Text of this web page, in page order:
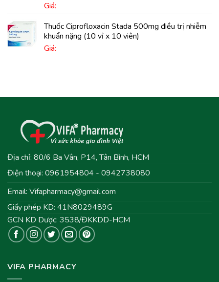
Giá:
Thuốc Ciprofloxacin Stada 500mg điều trị nhiễm
khuẩn nặng (10 vỉ x 10 viên)
Giá:
Địa chỉ: 80/6 Ba Vân, P14, Tân Bình, HCM
Điện thoại: 0961954804 - 0942738080
Email: Vifapharmacy@gmail.com
Giấy phép KD: 41N8029489G
GCN KD Dược: 3538/ĐKKDD-HCM
VIFA PHARMACY